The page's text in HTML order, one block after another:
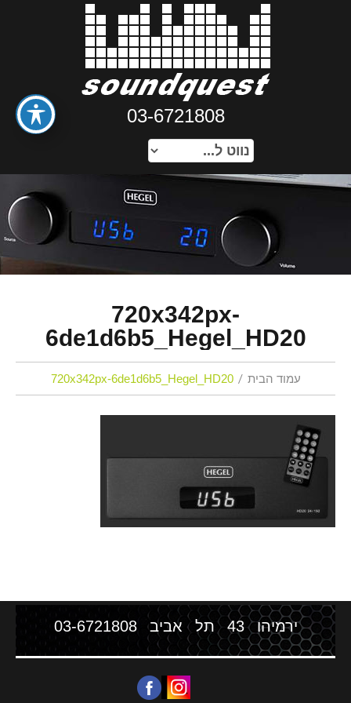
03-6721808
720x342px-
6de1d6b5_Hegel_HD20
עמוד הבית 720x342px-6de1d6b5_Hegel_HD20
ירמיהו 43 תל אביב 03-6721808